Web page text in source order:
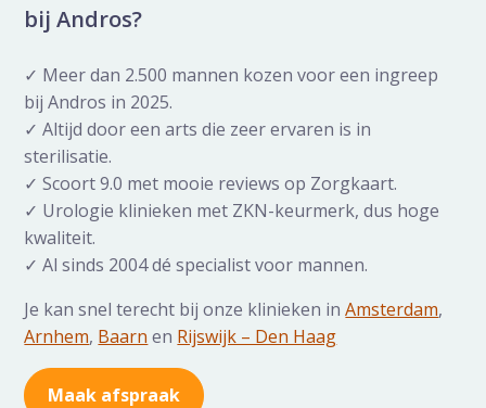
bij Andros?
✓ Meer dan 2.500 mannen kozen voor een ingreep
bij Andros in 2025.
✓ Altijd door een arts die zeer ervaren is in
sterilisatie.
✓ Scoort 9.0 met mooie reviews op Zorgkaart.
✓ Urologie klinieken met ZKN-keurmerk, dus hoge
kwaliteit.
✓ Al sinds 2004 dé specialist voor mannen.
Je kan snel terecht bij onze klinieken inAmsterdam,
Arnhem, Baarn en Rijswijk – Den Haag
Maak afspraak